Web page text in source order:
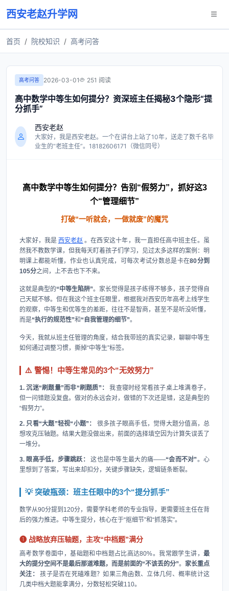
西安老赵升学网
首页 院校知识 高考问答
高考问答 2026-03-01 251 阅读
高中数学中等生如何提分？资深班主任揭秘3个隐形“提
分抓手”
西安老赵
大家好，我是西安老赵。一个在讲台上站了10年，送走了数千名毕
业生的“老班主任”。18182606171（微信同号）
高中数学中等生如何提分？告别“假努力”，抓好这3
个“管理细节”
打破“一听就会，一做就废”的魔咒
大家好，我是 西安老赵 。在西安这十年，我一直担任高中班主任。虽
然我不教数学课，但我每天盯着孩子们学习，见过太多这样的案例：明
明课上都能听懂，作业也认真完成，可每次考试分数总是卡在80分到
105分之间，上不去也下不来。
这就是典型的“中等生陷阱”。家长觉得是孩子练得不够多，孩子觉得自
己天赋不够。但在我这个班主任眼里，根据我对西安历年高考上线学生
的观察，中等生和优等生的差距，往往不是智商，甚至不是听没听懂，
而是“执行的规范性”和 “自我管理的细节”。
今天，我就从班主任管理的角度，结合我带班的真实记录，聊聊中等生
如何通过调整习惯，撕掉“中等生”标签。
⚠️ 警惕！中等生常见的3个“无效努力”
1. 沉迷“刷题量”而非“刷题质”：
我查寝时经常看孩子桌上堆满卷子，
但一问错题没复盘。做对的永远会对，做错的下次还是错，这是典型的
“假努力”。
2. 只看“大题”轻视“小题”：
很多孩子眼高手低，觉得大题分值高，总
想攻克压轴题。结果大题没做出来，前面的选择填空因为计算失误丢了
一堆分。
3. 眼高手低，步骤跳跃： 这也是中等生最大的痛——“会而不对”。心
里想到了答案，写出来却扣分，关键步骤缺失，逻辑链条断裂。
💡 突破瓶颈：班主任眼中的3个“提分抓手”
数学从90分提到120分，需要学科老师的专业指导，更需要班主任在背
后的强力推进。中等生提分，核心在于“抠细节”和“抓落实”。
❶ 战略放弃压轴题，主攻“中档题”满分
高考数学卷面中，基础题和中档题占比高达80%。我常跟学生讲， 最
大的提分空间不是最后那道难题，而是前面的“不该丢的分”。 家长重点
关注：
孩子是否在死磕难题？如果三角函数、立体几何、概率统计这
几类中档大题能拿满分，分数轻松突破110。